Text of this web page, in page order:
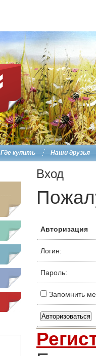
Где купить Наши друзья
Вход
Авторизация
Логин:
Пароль:
Запомнить